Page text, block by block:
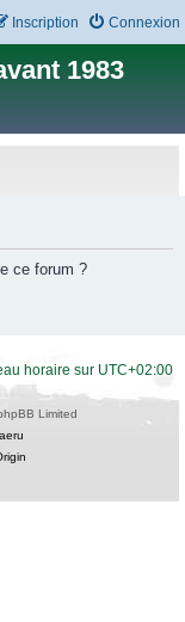
Connexion
Inscription
1983
ce forum ?
horaire sur UTC+02:00
Limited